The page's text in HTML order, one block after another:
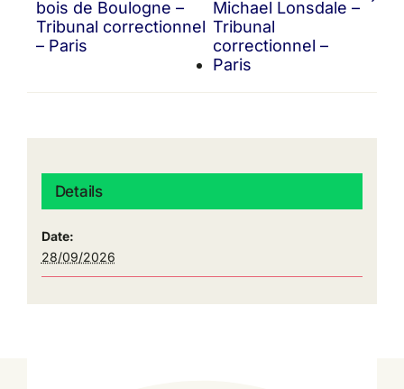
bois de Boulogne –
Tribunal correctionnel
– Paris
Michael Lonsdale –
Tribunal
correctionnel –
Paris
Details
Date:
28/09/2026